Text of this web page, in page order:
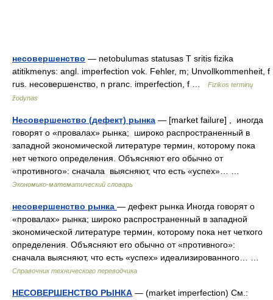
несовершенство — netobulumas statusas T sritis fizika
atitikmenys: angl. imperfection vok. Fehler, m; Unvollkommenheit, f
rus. несовершенство, n pranc. imperfection, f …
Fizikos terminų
žodynas
Несовершенство (дефект) рынка — [market failure] , иногда
говорят о «провалах» рынка; широко распространенный в
западной экономической литературе термин, которому пока
нет четкого определения. Объясняют его обычно от
«противного»: сначала выясняют, что есть «успех»… …
Экономико-математический словарь
несовершенство рынка — дефект рынка Иногда говорят о
«провалах» рынка; широко распространенный в западной
экономической литературе термин, которому пока нет четкого
определения. Объясняют его обычно от «противного»:
сначала выясняют, что есть «успех» идеализированного… …
Справочник технического переводчика
НЕСОВЕРШЕНСТВО РЫНКА — (market imperfection) См.: